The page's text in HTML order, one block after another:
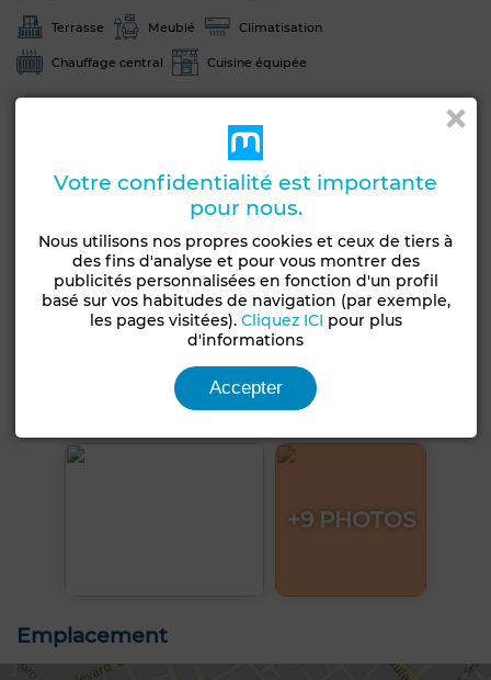
Terrasse Meublé Climatisation
Chauffage central Cuisine équipée
+9 PHOTOS
Emplacement
Votre confidentialité est importante
pour nous.
Nous utilisons nos propres cookies et ceux de tiers à
des fins d'analyse et pour vous montrer des
publicités personnalisées en fonction d'un profil
basé sur vos habitudes de navigation (par exemple,
les pages visitées). Cliquez ICI pour plus
d'informations
Accepter